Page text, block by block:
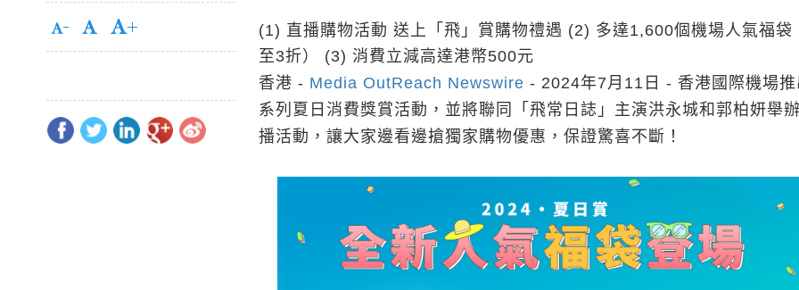
(1) 直播購物活動 送上「飛」賞購物禮遇 (2) 多達1,600個機場人氣福袋
至3折） (3) 消費立減高達港幣500元
香港 - Media OutReach Newswire - 2024年7月11日 - 香港國際機場
系列夏日消費獎賞活動，並將聯同「飛常日誌」主演洪永城和郭柏妍舉
播活動，讓大家邊看邊搶獨家購物優惠，保證驚喜不斷！